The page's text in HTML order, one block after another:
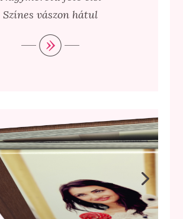
Színes vászon hátul